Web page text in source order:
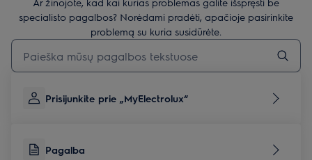
specialisto pagalbos? Norėdami pradėti, apačioje pasirinkite
problemą su kuria susidūrėte.
Įveskite tekstą, jei norite ieškoti pagalbinių straipsnių
Prisijunkite prie „MyElectrolux“
Pagalba